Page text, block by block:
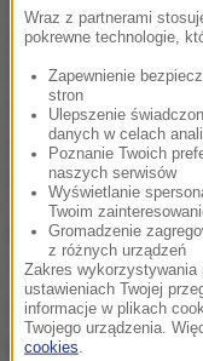
sierpnia 1944 r. w
odłamkiem
szpitalach na ul.
zabieg trepanacji
ul. Śliską 51 do dr.
Po powstaniu
121. Z Pruszkowa
na roboty
gdzie Filipski
Wraz z partnerami
pokrewne technologie,
Zapewnienie
stron
Ulepszenie
danych w celach
Poznanie Twoich
naszych serwisów
Wyświetlanie
Twoim
Gromadzenie
z różnych urządzeń
Zakres
ustawieniach Twojej
informacje w plikach
Twojego urządzenia.
cookies